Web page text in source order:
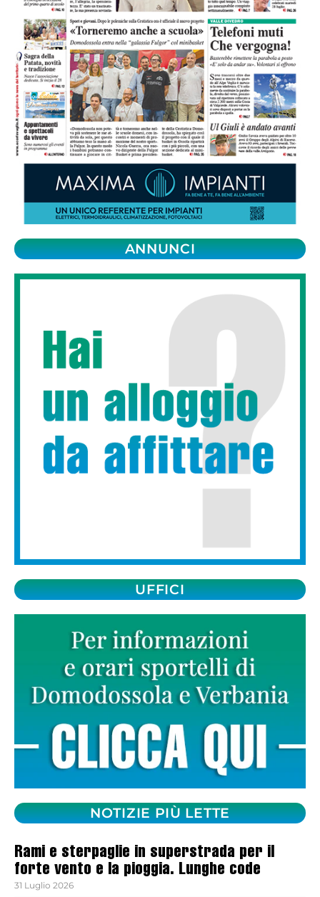
ANNUNCI
UFFICI
NOTIZIE PIÙ LETTE
Rami e sterpaglie in superstrada per il
forte vento e la pioggia. Lunghe code
31 Luglio 2026